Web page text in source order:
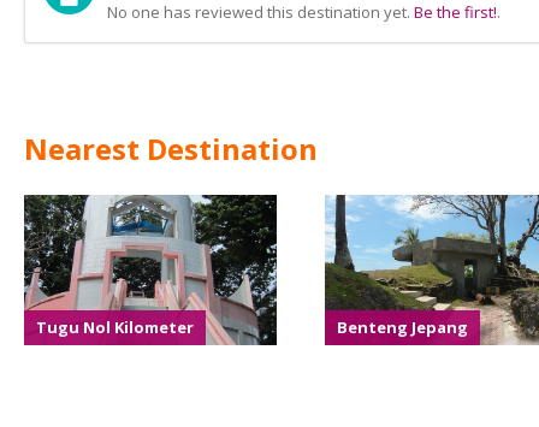
No one has reviewed this destination yet. Be the first!.
Nearest Destination
Tugu Nol Kilometer Benteng Jepang